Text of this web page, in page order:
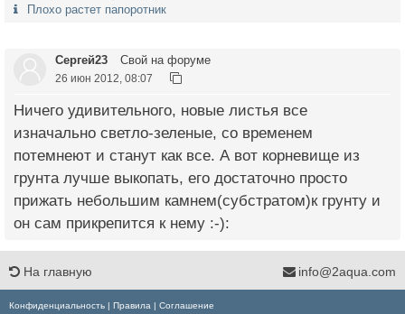
Плохо растет папоротник
Сергей23 Свой на форуме
26 июн 2012, 08:07
Ничего удивительного, новые листья все
изначально светло-зеленые, со временем
потемнеют и станут как все. А вот корневище из
грунта лучше выкопать, его достаточно просто
прижать небольшим камнем(субстратом)к грунту и
он сам прикрепится к нему :-):
На главную info@2aqua.com
Конфиденциальность | Правила | Соглашение